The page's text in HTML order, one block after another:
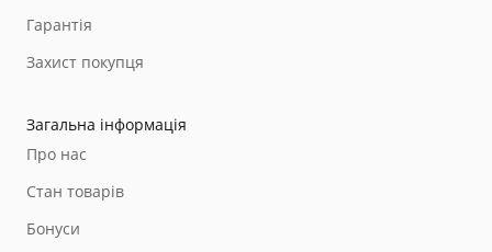
Гарантія
Захист покупця
Загальна інформація
Про нас
Стан товарів
Бонуси